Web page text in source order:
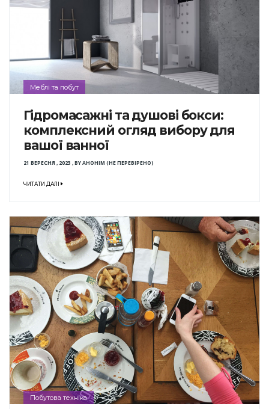
Меблі та побут
Гідромасажні та душові бокси:
комплексний огляд вибору для
вашої ванної
21 ВЕРЕСНЯ , 2023 ,BYАНОНІМ (НЕ ПЕРЕВІРЕНО)
ЧИТАТИ ДАЛІ
Побутова техніка